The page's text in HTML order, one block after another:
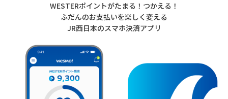
WESTERポイントがたまる！つかえる！
ふだんのお支払いを楽しく変える
JR西日本のスマホ決済アプリ